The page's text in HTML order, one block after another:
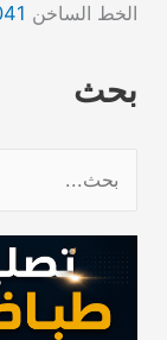
الخط الساخن
بحث